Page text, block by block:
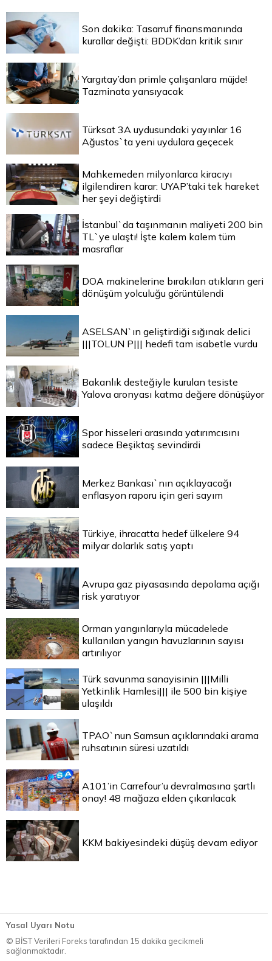
Son dakika: Tasarruf finansmanında
kurallar değişti: BDDK’dan kritik sınır
Yargıtay’dan primle çalışanlara müjde!
Tazminata yansıyacak
Türksat 3A uydusundaki yayınlar 16
Ağustos`ta yeni uydulara geçecek
Mahkemeden milyonlarca kiracıyı
ilgilendiren karar: UYAP’taki tek hareket
her şeyi değiştirdi
İstanbul`da taşınmanın maliyeti 200 bin
TL`ye ulaştı! İşte kalem kalem tüm
masraflar
DOA makinelerine bırakılan atıkların geri
dönüşüm yolculuğu görüntülendi
ASELSAN`ın geliştirdiği sığınak delici
|||TOLUN P||| hedefi tam isabetle vurdu
Bakanlık desteğiyle kurulan tesiste
Yalova aronyası katma değere dönüşüyor
Spor hisseleri arasında yatırımcısını
sadece Beşiktaş sevindirdi
Merkez Bankası`nın açıklayacağı
enflasyon raporu için geri sayım
Türkiye, ihracatta hedef ülkelere 94
milyar dolarlık satış yaptı
Avrupa gaz piyasasında depolama açığı
risk yaratıyor
Orman yangınlarıyla mücadelede
kullanılan yangın havuzlarının sayısı
artırılıyor
Türk savunma sanayisinin |||Milli
Yetkinlik Hamlesi||| ile 500 bin kişiye
ulaşıldı
TPAO`nun Samsun açıklarındaki arama
ruhsatının süresi uzatıldı
A101’in Carrefour’u devralmasına şartlı
onay! 48 mağaza elden çıkarılacak
KKM bakiyesindeki düşüş devam ediyor
Yasal Uyarı Notu
© BİST Verileri Foreks tarafından 15 dakika gecikmeli
sağlanmaktadır.